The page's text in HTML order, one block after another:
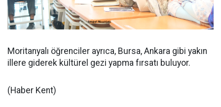
Moritanyalı öğrenciler ayrıca, Bursa, Ankara gibi yakın
illere giderek kültürel gezi yapma fırsatı buluyor.
(Haber Kent)